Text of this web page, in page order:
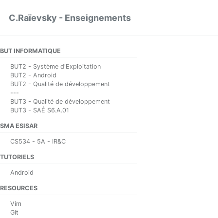
C.Raïevsky - Enseignements
BUT INFORMATIQUE
BUT2 - Système d'Exploitation
BUT2 - Android
BUT2 - Qualité de développement
---
BUT3 - Qualité de développement
BUT3 - SAÉ S6.A.01
SMA ESISAR
CS534 - 5A - IR&C
TUTORIELS
Android
RESOURCES
Vim
Git